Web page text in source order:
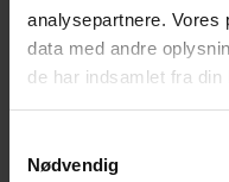
analysepartnere. Vores
data med andre
de har indsamlet fra din
Nødvendig